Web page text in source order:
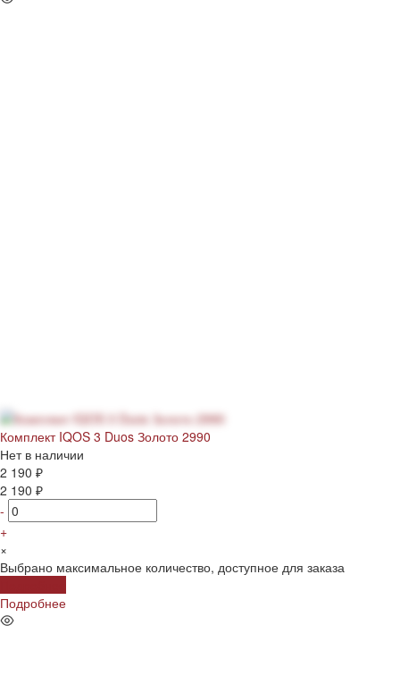
Комплект IQOS 3 Duos Золото 2990
Нет в наличии
2 190 ₽
2 190 ₽
-
+
×
Выбрано максимальное количество, доступное для заказа
Подробнее